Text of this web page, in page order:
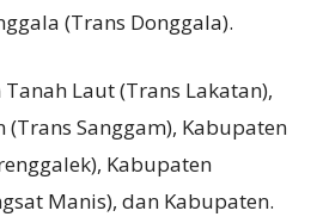
(Trans Donggala).
Laut (Trans Lakatan),
Sanggam), Kabupaten
Kabupaten
Manis), dan Kabupaten.